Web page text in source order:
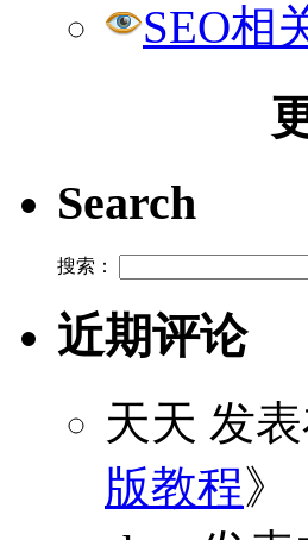
SEO相
Search
搜索：
近期评论
天天 发
版教程》